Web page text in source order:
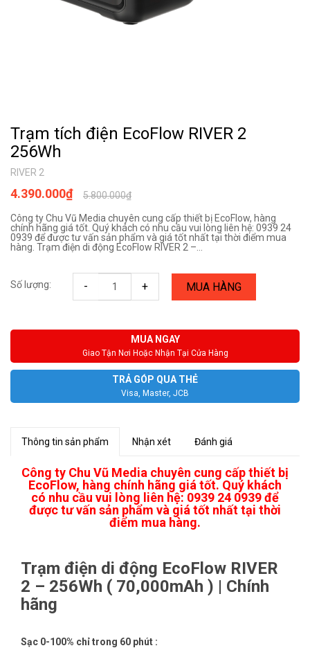
Trạm tích điện EcoFlow RIVER 2
256Wh
RIVER 2
5.800.000₫
4.390.000₫
Công ty Chu Vũ Media chuyên cung cấp thiết bị EcoFlow, hàng
chính hãng giá tốt. Quý khách có nhu cầu vui lòng liên hệ: 0939 24
0939 để được tư vấn sản phẩm và giá tốt nhất tại thời điểm mua
hàng. Trạm điện di động EcoFlow RIVER 2 –...
Số lượng: - + MUA HÀNG
MUA NGAY
Giao Tận Nơi Hoặc Nhận Tại Cửa Hàng
TRẢ GÓP QUA THẺ
Visa, Master, JCB
Thông tin sản phẩm Nhận xét Đánh giá
Công ty Chu Vũ Media chuyên cung cấp thiết bị
EcoFlow, hàng chính hãng giá tốt. Quý khách
có nhu cầu vui lòng liên hệ: 0939 24 0939 để
được tư vấn sản phẩm và giá tốt nhất tại thời
điểm mua hàng.
Trạm điện di động EcoFlow RIVER
2 – 256Wh ( 70,000mAh ) | Chính
hãng
Sạc 0-100% chỉ trong 60 phút :